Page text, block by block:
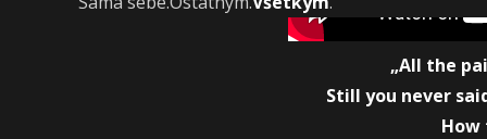
„All the
Still you never
How